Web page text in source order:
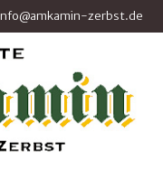
zerbst.de